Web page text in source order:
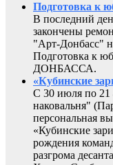
Подготовка к
В последний
закончены
"Арт-Донбасс"
Подготовка к
ДОНБАССА.
«Кубинские
С 30 июля по 21
наковальня"
персональная
«Кубинские
рождения
разгрома